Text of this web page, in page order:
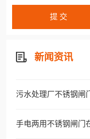
新闻资讯
污水处理厂不锈钢闸
手电两用不锈钢闸门